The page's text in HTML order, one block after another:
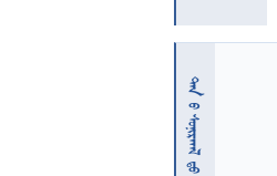
 